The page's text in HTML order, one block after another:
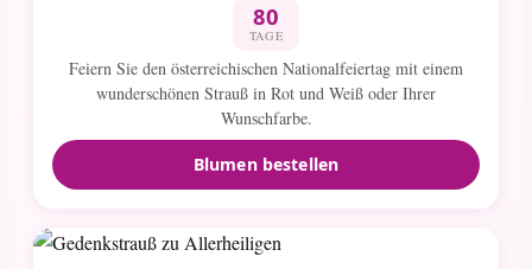
80
TAGE
Feiern Sie den österreichischen Nationalfeiertag mit einem
wunderschönen Strauß in Rot und Weiß oder Ihrer
Wunschfarbe.
Blumen bestellen